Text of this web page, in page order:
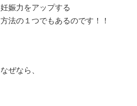
妊娠力をアップする
方法の１つでもあるのです！！
なぜなら、